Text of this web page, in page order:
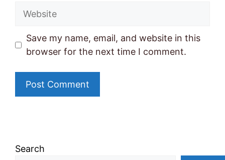
Website
Save my name, email, and website in this
browser for the next time I comment.
Search